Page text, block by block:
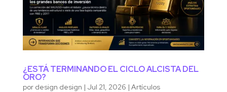
¿ESTÁ TERMINANDO EL CICLO ALCISTA DEL
ORO?
por design design | Jul 21, 2026 | Artículos